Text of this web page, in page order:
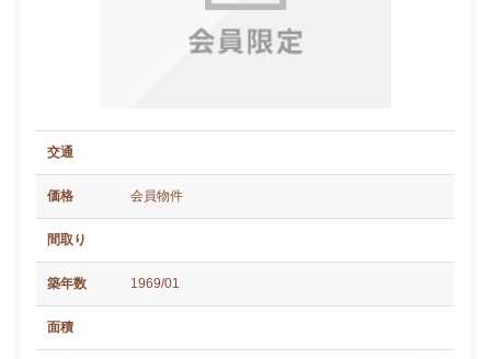
交通
価格 会員物件
間取り
築年数 1969/01
面積